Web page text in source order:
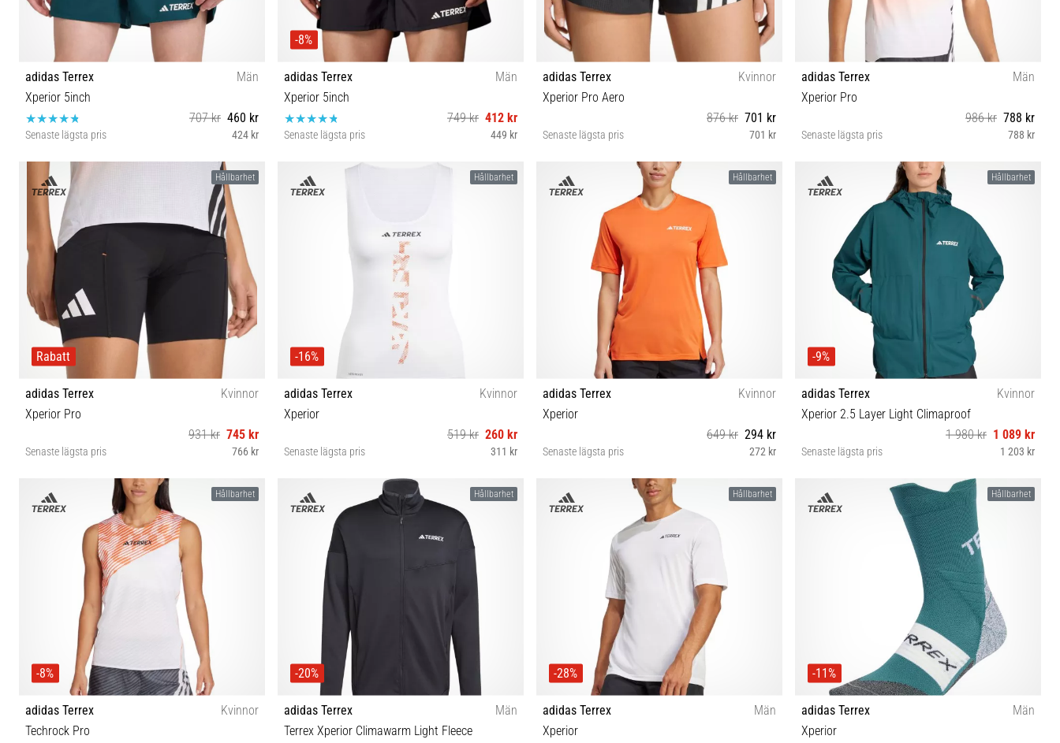
adidas Terrex
Män
Xperior 5inch
707 kr 460 kr
Senaste lägsta pris 424 kr
-8%
adidas Terrex
Män
Xperior 5inch
749 kr 412 kr
Senaste lägsta pris 449 kr
adidas Terrex
Kvinnor
Xperior Pro Aero
876 kr 701 kr
Senaste lägsta pris 701 kr
XS S M L
adidas Terrex
Män
Xperior Pro
986 kr 788 kr
Senaste lägsta pris 788 kr
L XL
Hållbarhet
Rabatt
adidas Terrex
Kvinnor
Xperior Pro
931 kr 745 kr
Senaste lägsta pris 766 kr
XS M L
Hållbarhet
-16%
adidas Terrex
Kvinnor
Xperior
519 kr 260 kr
Senaste lägsta pris 311 kr
L
Hållbarhet
adidas Terrex
Kvinnor
Xperior
649 kr 294 kr
Senaste lägsta pris 272 kr
XS
Hållbarhet
-9%
adidas Terrex
Kvinnor
Xperior 2.5 Layer Light Climaproof
1 980 kr 1 089 kr
Senaste lägsta pris 1 203 kr
XS M
Hållbarhet
-8%
adidas Terrex
Kvinnor
Techrock Pro
Hållbarhet
-20%
adidas Terrex
Män
Terrex Xperior Climawarm Light Fleece
Hållbarhet
-28%
adidas Terrex
Män
Xperior
Hållbarhet
-11%
adidas Terrex
Män
Xperior